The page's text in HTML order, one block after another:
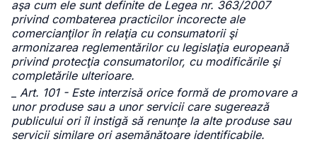
aşa cum ele sunt definite de Legea nr. 363/2007
privind combaterea practicilor incorecte ale
comercianţilor în relaţia cu consumatorii şi
armonizarea reglementărilor cu legislaţia europeană
privind protecţia consumatorilor, cu modificările şi
completările ulterioare.
Art. 101 - Este interzisă orice formă de promovare a
unor produse sau a unor servicii care sugerează
publicului ori îl instigă să renunţe la alte produse sau
servicii similare ori asemănătoare identificabile.